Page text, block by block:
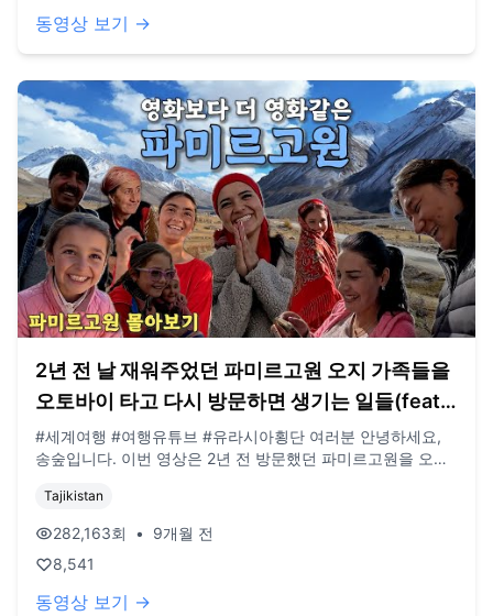
동영상 보기 →
2년 전 날 재워주었던 파미르고원 오지 가족들을
오토바이 타고 다시 방문하면 생기는 일들(feat
파미르소녀 결혼, 유라시아 🇹🇯)
#세계여행 #여행유튜브 #유라시아횡단 여러분 안녕하세요,
송숲입니다. 이번 영상은 2년 전 방문했던 파미르고원을 오토
주셨으면 하는 바람인데 오늘도 영상 봐주셔서 감사드리고, 오
늘도 행복한 하루 보내시길 바랍니다. 오늘도 사랑합니다. 비
즈니스 이메일: biz@companyboat.com 개인 이메일:
dlstjr8585@naver.com 인스타그램: song_forest 카메라:
Tajikistan
282,163회 •
9개월 전
8,541
동영상 보기 →